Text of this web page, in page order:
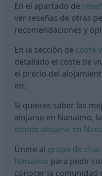
En el apartado de
ver reseñas de otras
recomendaciones y
En la sección de coste
detallado el coste de
el precio del
etc.
Si quieres saber las
alojarse en Nanaimo,
dónde alojarse en
Únete al grupo de
Nanaimo para pedir
conocer la comunidad